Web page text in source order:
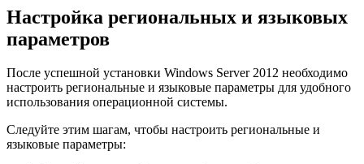
Настройка региональных и языковых
параметров
После успешной установки Windows Server 2012 необходимо
настроить региональные и языковые параметры для удобного
использования операционной системы.
Следуйте этим шагам, чтобы настроить региональные и
языковые параметры: